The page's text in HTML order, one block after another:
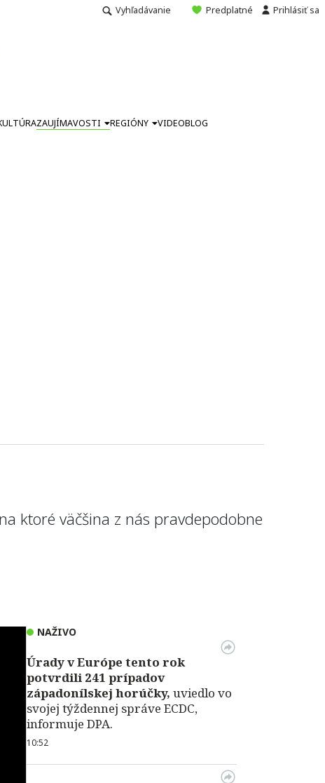
Vyhľadávanie Predplatné Prihlásiť sa
ZAUJÍMAVOSTI REGIÓNY VIDEOBLOG
ktoré väčšina z nás pravdepodobne
NAŽIVO
Úrady v Európe tento rok
potvrdili 241 prípadov
západonílskej horúčky, uviedlo vo
svojej týždennej správe ECDC,
informuje DPA.
10:52